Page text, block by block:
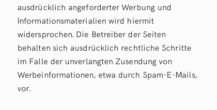
ausdrücklich angeforderter Werbung und
Informationsmaterialien wird hiermit
widersprochen. Die Betreiber der Seiten
behalten sich ausdrücklich rechtliche Schritte
im Falle der unverlangten Zusendung von
Werbeinformationen, etwa durch Spam-E-Mails,
vor.